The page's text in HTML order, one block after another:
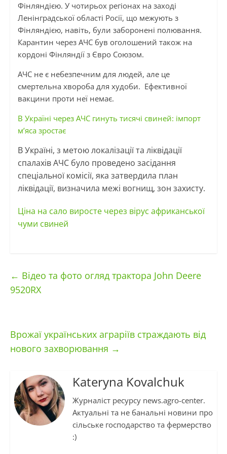
Фінляндією. У чотирьох регіонах на заході
Ленінградської області Росії, що межують з
Фінляндією, навіть, були заборонені полювання.
Карантин через АЧС був оголошений також на
кордоні Фінляндії з Євро Союзом.
АЧС не є небезпечним для людей, але це
смертельна хвороба для худоби. Ефективної
вакцини проти неї немає.
В Україні через АЧС гинуть тисячі свиней: імпорт
м’яса зростає
В Україні, з метою локалізації та ліквідації
спалахів АЧС було проведено засідання
спеціальної комісії, яка затвердила план
ліквідації, визначила межі вогнищ, зон захисту.
Ціна на сало виросте через вірус африканської
чуми свиней
← Відео та фото огляд трактора John Deere
9520RX
Врожаї українських аграріїв страждають від
нового захворювання →
Kateryna Kovalchuk
Журналіст ресурсу news.agro-center.
Актуальні та не банальні новини про
сільське господарство та фермерство
:)